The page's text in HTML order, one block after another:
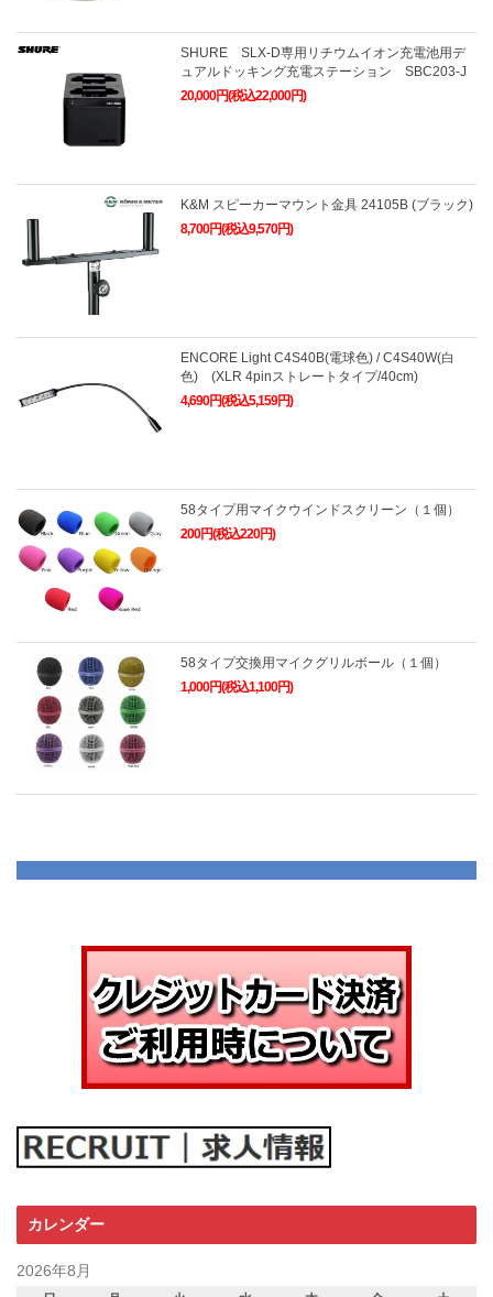
SHURE SLX-D専用リチウムイオン充電池用デ
ュアルドッキング充電ステーション SBC203-J
20,000円(税込22,000円)
K&M スピーカーマウント金具 24105B (ブラック)
8,700円(税込9,570円)
ENCORE Light C4S40B(電球色) / C4S40W(白
色) (XLR 4pinストレートタイプ/40cm)
4,690円(税込5,159円)
58タイプ用マイクウインドスクリーン（１個）
200円(税込220円)
58タイプ交換用マイクグリルボール（１個）
1,000円(税込1,100円)
カレンダー
2026年8月